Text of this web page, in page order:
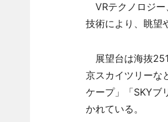
VRテクノロジー
技術により、眺望
展望台は海抜
京スカイツリーな
ケープ」「SKYブ
かれている。